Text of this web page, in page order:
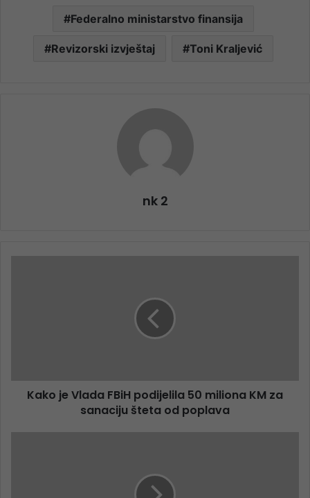
Federalno ministarstvo finansija
Revizorski izvještaj Toni Kraljević
nk 2
Kako je Vlada FBiH podijelila 50 miliona KM za
sanaciju šteta od poplava